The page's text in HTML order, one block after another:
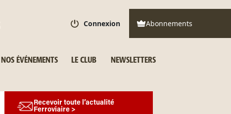
Connexion Abonnements
NOS ÉVÉNEMENTS LE CLUB NEWSLETTERS
Recevoir toute l’actualité
Ferroviaire >